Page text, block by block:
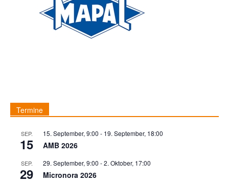
Termine
SEP.
15
15. September, 9:00 - 19. September, 18:00
AMB 2026
SEP.
29
29. September, 9:00 -2. Oktober, 17:00
Micronora 2026